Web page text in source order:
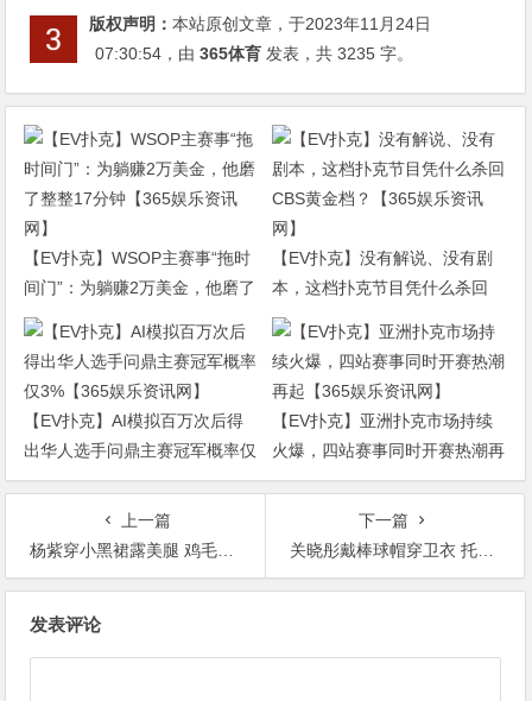
版权声明：本站原创文章，于2023年11月24日
07:30:54 ，由365体育 发表，共 3235 字。
【EV扑克】WSOP主赛事“拖时
间门”：为躺赚2万美金，他磨了
整整17分钟【365娱乐资讯网】
【EV扑克】没有解说、没有剧
本，这档扑克节目凭什么杀回
CBS黄金档？【365娱乐资讯
【EV扑克】AI模拟百万次后得
出华人选手问鼎主赛冠军概率仅
3%【365娱乐资讯网】
【EV扑克】亚洲扑克市场持续
火爆，四站赛事同时开赛热潮再
起【365娱乐资讯网】
上一篇
杨紫穿小黑裙露美腿 鸡毛发型温柔又可爱【365娱乐资讯网】
下一篇
关晓彤戴棒球帽穿卫衣 托腮发呆表情好萌【365娱乐资讯网】
发表评论